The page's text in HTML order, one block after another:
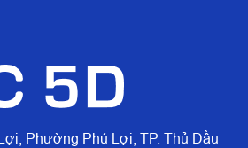
Phường Phú Lợi, TP. Thủ Dầu